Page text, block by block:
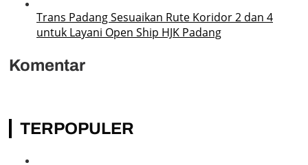
Trans Padang Sesuaikan Rute Koridor 2 dan 4
untuk Layani Open Ship HJK Padang
Komentar
TERPOPULER